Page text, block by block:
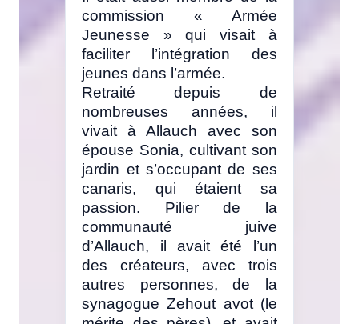
commission « Armée
Jeunesse » qui visait à
faciliter l’intégration des
jeunes dans l’armée.
Retraité depuis de
nombreuses années, il
vivait à Allauch avec son
épouse Sonia, cultivant son
jardin et s’occupant de ses
canaris, qui étaient sa
passion. Pilier de la
communauté juive
d’Allauch, il avait été l’un
des créateurs, avec trois
autres personnes, de la
synagogue Zehout avot (le